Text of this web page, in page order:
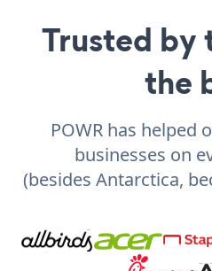
Trusted by
the
POWR has helped
businesses on
(besides Antarctica,